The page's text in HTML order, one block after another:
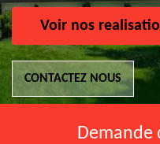
Voir nos
CONTACTEZ NOUS
Demande